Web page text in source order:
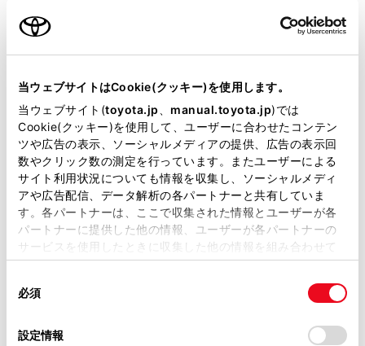
当ウェブサイトはCookie(クッキー)を使用します。
当ウェブサイト(toyota.jp manual.toyota.jp)では
Cookie(クッキー)を使用して、ユーザーに合わせたコンテン
ツや広告の表示、ソーシャルメディアの提供、広告の表示回
数やクリック数の測定を行っています。またユーザーによる
サイト利用状況についても情報を収集し、ソーシャルメディ
アや広告配信、データ解析の各パートナーと共有していま
す。各パートナーは、ここで収集された情報とユーザーが各
パートナーに提供した他の情報、ユーザーが各パートナーの
サービスを使用したときに収集した他の情報を組み合わせて
使用することがあります。当ウェブサイトの使用を続行する
デバイスにすべてのCookie(クッキー)が保存されることに同
必須
設定情報
用意いただくとスムーズな対応
が可能です。
リコール等情報はこちら
チャットでお問い合わせ
（長期連休などの当社指定日を除く）